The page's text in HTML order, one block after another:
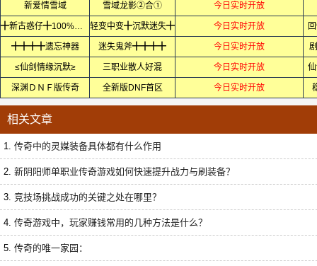
新爱情雪域 雪域龙影②合① 今日实时开放
╋新古惑仔╋100%首区 轻变中变╋沉默迷失╋ 今日实时开放
╋╋╋╋遗忘神器 迷失鬼斧╋╋╋╋ 今日实时开放
≤仙剑情缘沉默≥ 三职业散人好混 今日实时开放
深渊ＤＮＦ版传奇 全新版DNF首区 今日实时开放
相关文章
1. 传奇中的灵媒装备具体都有什么作用
2. 新阴阳师单职业传奇游戏如何快速提升战力与刷装备？
3. 竞技场挑战成功的关键之处在哪里？
4. 传奇游戏中，玩家赚钱常用的几种方法是什么？
5. 传奇的唯一家园：